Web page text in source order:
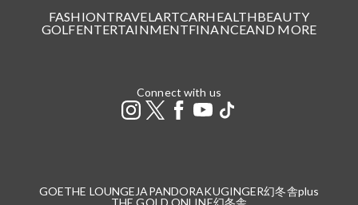
FASHIONTRAVELARTCARHEALTHBEAUTY
GOLFENTERTAINMENTFINANCEAND MORE
Connect with us
GOETHE LOUNGE JAPANDORAKUGINGER幻冬舎plus